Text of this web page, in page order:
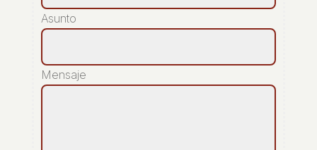
Asunto
Mensaje